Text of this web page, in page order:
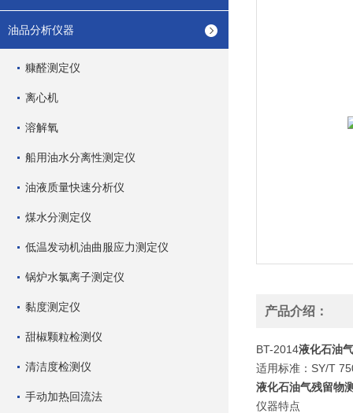
油品分析仪器
糠醛测定仪
离心机
溶解氧
船用油水分离性测定仪
油液质量快速分析仪
煤水分测定仪
低温发动机油曲服应力测定仪
锅炉水氯离子测定仪
黏度测定仪
甜椒颗粒检测仪
清洁度检测仪
手动加热回流法
产品介绍：
BT-2014液化石油
适用标准：SY/T
液化石油气残留物
仪器特点